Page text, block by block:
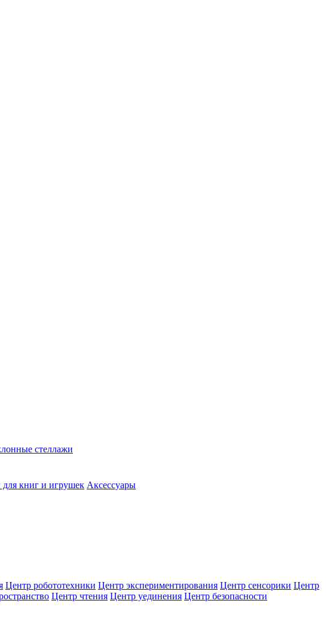
стеллажи
книг и игрушек Аксессуары
Центр робототехники Центр экспериментирования Центр сенсорики Центр
Центр чтения Центр уединения Центр безопасности